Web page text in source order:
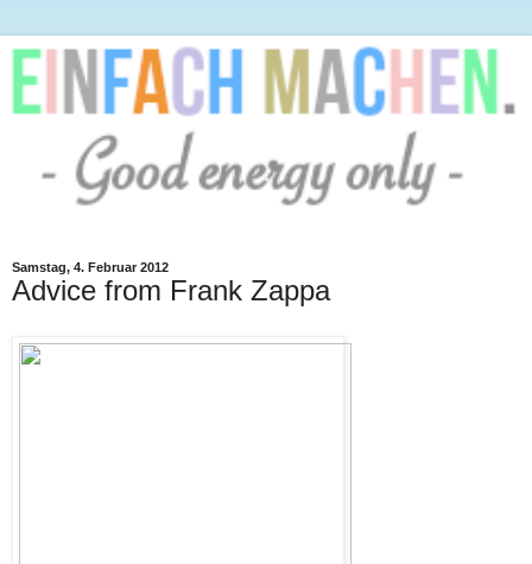
Samstag, 4. Februar 2012
Advice from Frank Zappa